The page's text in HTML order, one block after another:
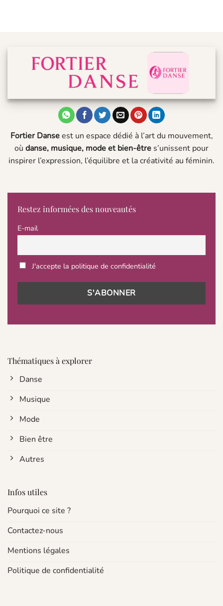
Fortier Danseest un espace dédié à l’art du mouvement,
où danse, musique, mode et bien-être s’unissent pour
inspirer l’expression, l’équilibre et la créativité au féminin.
Restez informées des nouveautés
E-mail
J'accepte la politique de confidentialité
Thématiques à explorer
Danse
Musique
Mode
Bien être
Autres
Infos utiles
Pourquoi ce site ?
Contactez-nous
Mentions légales
Politique de confidentialité